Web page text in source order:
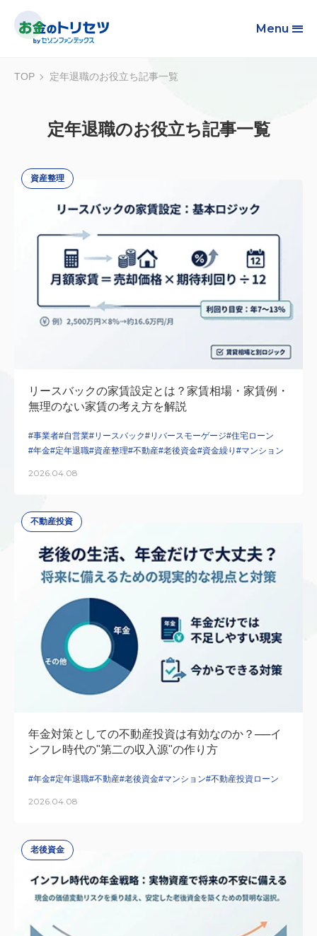
Menu
TOP 定年退職のお役立ち記事一覧
定年退職のお役立ち記事一覧
資産整理
リースバックの家賃設定とは？家賃相場・家賃例・
無理のない家賃の考え方を解説
#事業者#自営業#リースバック#リバースモーゲージ#住宅ローン
#年金#定年退職#資産整理#不動産#老後資金#資金繰り #マンション
2026.04.08
不動産投資
年金対策としての不動産投資は有効なのか？──イ
ンフレ時代の"第二の収入源"の作り方
#年金#定年退職#不動産#老後資金#マンション#不動産投資ローン
2026.04.08
老後資金